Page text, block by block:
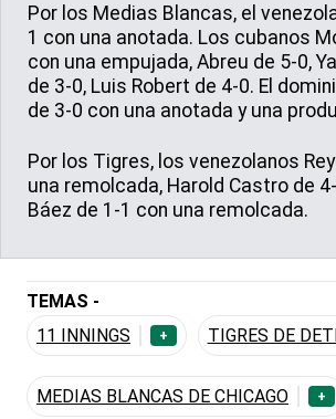
Por los Medias Blancas, el
1 con una anotada. Los cubanos
con una empujada, Abreu de 5-0,
de 3-0, Luis Robert de 4-0. El
de 3-0 con una anotada y una
Por los Tigres, los venezolanos
una remolcada, Harold Castro de
Báez de 1-1 con una remolcada.
TEMAS -
11 INNINGS
+ TIGRES DE
MEDIAS BLANCAS DE CHICAGO +